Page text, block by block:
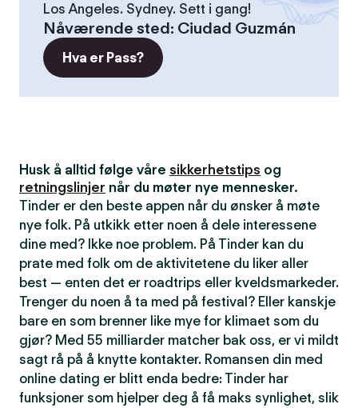
Los Angeles. Sydney. Sett i gang!
Nåværende sted: Ciudad Guzmán
Hva er Pass?
Husk å alltid følge våre sikkerhetstips og
retningslinjer når du møter nye mennesker.
Tinder er den beste appen når du ønsker å møte
nye folk. På utkikk etter noen å dele interessene
dine med? Ikke noe problem. På Tinder kan du
prate med folk om de aktivitetene du liker aller
best — enten det er roadtrips eller kveldsmarkeder.
Trenger du noen å ta med på festival? Eller kanskje
bare en som brenner like mye for klimaet som du
gjør? Med 55 milliarder matcher bak oss, er vi mildt
sagt rå på å knytte kontakter. Romansen din med
online dating er blitt enda bedre: Tinder har
funksjoner som hjelper deg å få maks synlighet, slik